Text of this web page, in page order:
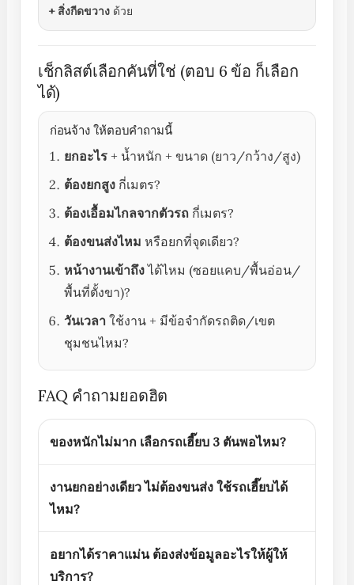
+ สิ่งกีดขวางด้วย
เช็กลิสต์เลือกคันที่ใช่ (ตอบ 6 ข้อ ก็เลือก
ได้)
ก่อนจ้าง ให้ตอบคำถามนี้
ยกอะไร+ น้ำหนัก + ขนาด (ยาว/กว้าง/สูง)
ต้องยกสูงกี่เมตร?
ต้องเอื้อมไกลจากตัวรถกี่เมตร?
ต้องขนส่งไหม หรือยกที่จุดเดียว?
หน้างานเข้าถึงได้ไหม (ซอยแคบ/พื้นอ่อน/
พื้นที่ตั้งขา)?
วันเวลาใช้งาน + มีข้อจำกัดรถติด/เขต
ชุมชนไหม?
FAQ คำถามยอดฮิต
ของหนักไม่มาก เลือกรถเฮี๊ยบ 3 ตันพอไหม?
งานยกอย่างเดียว ไม่ต้องขนส่ง ใช้รถเฮี๊ยบได้
ไหม?
อยากได้ราคาแม่น ต้องส่งข้อมูลอะไรให้ผู้ให้
บริการ?